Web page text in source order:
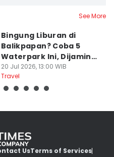
See More
Bingung Liburan di
Balikpapan? Coba 5
Waterpark Ini, Dijamin
Bikin Betah
20 Jul 2026, 13:00 WIB
Travel
UsTerms of Services